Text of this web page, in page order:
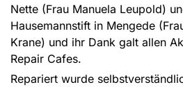
Nette (Frau Manuela Leupold)
Hausemannstift in Mengede
Krane) und ihr Dank galt allen
Repair Cafes.
Repariert wurde